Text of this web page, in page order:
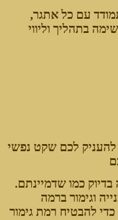
עם כל אתגר,
בתהליך וליווי
להעניק לכם שקט נפשי
כמו שדמיינתם.
וגימור ברמה
כדי להבטיח רמת גימור